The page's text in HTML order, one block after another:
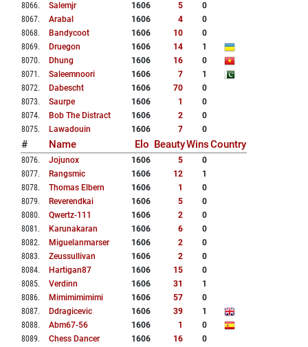
8066. Salemjr 1606 5
0
8067. Arabal 1606 4
0
8068. Bandycoot 1606 10
0
8069. Druegon 1606 14
1
8070. Dhung 1606 16
0
8071 . Saleemnoori 1606 7
1
8072. Dabescht 1606 70
0
8073. Saurpe 1606 1
0
8074. Bob The Distract 1606 2
0
8075. Lawadouin 1606 7 0
# Name Elo BeautyWinsCountry
8076. Jojunox 1606 5
0
8077. Rangsmic 1606 12
1
8078. Thomas Elbern 1606 1
0
8079. Reverendkai 1606 5
0
8080. Qwertz-111 1606 2
0
8081 . Karunakaran 1606 6
0
8082. Miguelanmarser 1606 2
0
8083. Zeussullivan 1606 2
0
8084. Hartigan87 1606 15
0
8085. Verdinn 1606 31
1
8086. Mimimimimimi 1606 57
0
8087. Ddragicevic 1606 39
1
8088. Abm67-56 1606 1
0
8089. Chess Dancer 1606 16
0